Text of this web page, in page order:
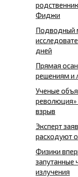
Фиджи
Подводный
дней
Прямая
решениям и
Ученые
революция»
взрыв
Эксперт
расходуют
Физики
запутанные
излучения